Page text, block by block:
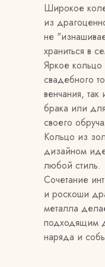
Широкое
из
не
храниться в
Яркое
свадебного
венчания,
брака или
своего
Кольцо из
дизайном
любой стиль.
Сочетание
и роскоши
металла
подходящим
наряда и